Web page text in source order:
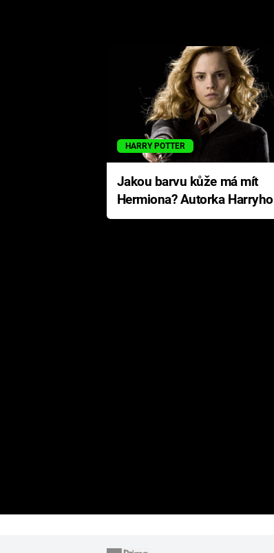
HARRY POTTER
Jakou barvu kůže má mít
Hermiona? Autorka Harryho
Pottera přišla s ráznou